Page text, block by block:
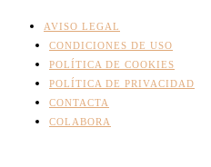
AVISO LEGAL
CONDICIONES DE USO
POLÍTICA DE COOKIES
POLÍTICA DE PRIVACIDAD
CONTACTA
COLABORA